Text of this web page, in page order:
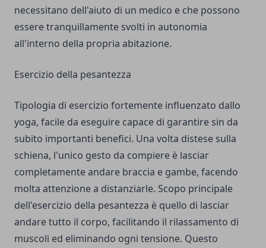
necessitano dell'aiuto di un medico e che possono
essere tranquillamente svolti in autonomia
all'interno della propria abitazione.
Esercizio della pesantezza
Tipologia di esercizio fortemente influenzato dallo
yoga, facile da eseguire capace di garantire sin da
subito importanti benefici. Una volta distese sulla
schiena, l'unico gesto da compiere è lasciar
completamente andare braccia e gambe, facendo
molta attenzione a distanziarle. Scopo principale
dell'esercizio della pesantezza è quello di lasciar
andare tutto il corpo, facilitando il rilassamento di
muscoli ed eliminando ogni tensione. Questo